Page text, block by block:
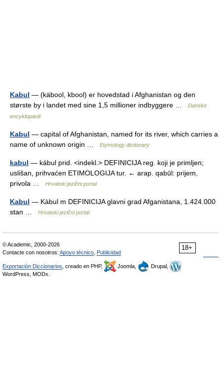
Kabul — (käbool, kbool) er hovedstad i Afghanistan og den
største by i landet med sine 1,5 millioner indbyggere …
Danske
encyklopædi
Kabul — capital of Afghanistan, named for its river, which carries a
name of unknown origin …
Etymology dictionary
kabul — kábul prid. <indekl.> DEFINICIJA reg. koji je primljen;
uslišan, prihvaćen ETIMOLOGIJA tur. ← arap. qabūl: prijem,
privola …
Hrvatski jezični portal
Kabul — Kàbul m DEFINICIJA glavni grad Afganistana, 1.424.000
stan …
Hrvatski jezični portal
18+
© Academic, 2000-2026
Contacte con nosotros: Apoyo técnico Publicidad
Exportación Diccionarios , creado en PHP, Joomla,
Drupal,
WordPress, MODx.